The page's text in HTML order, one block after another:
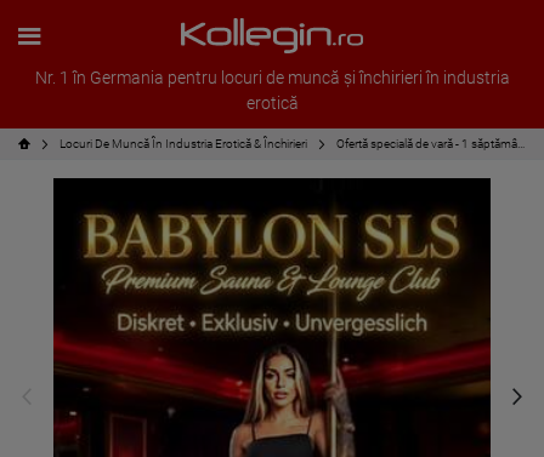
Nr. 1 în Germania pentru locuri de muncă și închirieri în industria
erotică
Locuri De Muncă În Industria Erotică & Închirieri